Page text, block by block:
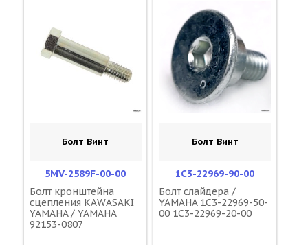
Болт Винт
5MV-2589F-00-00
Болт кронштейна
сцепления KAWASAKI
YAMAHA / YAMAHA
92153-0807
Болт Винт
1C3-22969-90-00
Болт слайдера /
YAMAHA 1C3-22969-50-
00 1C3-22969-20-00